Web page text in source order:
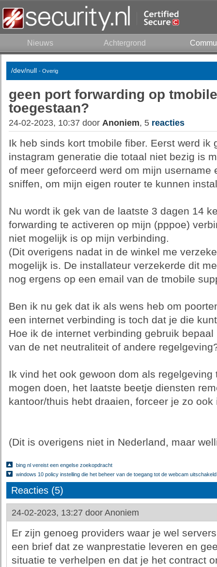
Nieuws Achtergrond
/dev/null - Overig
geen port forwarding op
toegestaan?
24-02-2023, 10:37 door Anoniem, 5 reacties
Ik heb sinds kort tmobile fiber. Eerst werd ik
instagram generatie die totaal niet bezig is
of meer geforceerd werd om mijn username
sniffen, om mijn eigen router te kunnen
Nu wordt ik gek van de laatste 3 dagen 14
forwarding te activeren op mijn (pppoe)
niet mogelijk is op mijn verbinding.
(Dit overigens nadat in de winkel me
mogelijk is. De installateur verzekerde dit
nog ergens op een email van de tmobile
Ben ik nu gek dat ik als wens heb om
een internet verbinding is toch dat je die
Hoe ik de internet verbinding gebruik
van de net neutraliteit of andere
Ik vind het ook gewoon dom als
mogen doen, het laatste beetje diensten
kantoor/thuis hebt draaien, forceer je zo ook
(Dit is overigens niet in Nederland, maar
bing nl vereist een engelse zoekopdracht
windows 10 policy instelling die het beheer van de toegang tot de webcam uitschakeld
Reacties (5)
24-02-2023, 13:27 door Anoniem
Er zijn genoeg providers waar je wel
een brief dat ze wanprestatie leveren en
situatie te verhelpen en dat je het contract